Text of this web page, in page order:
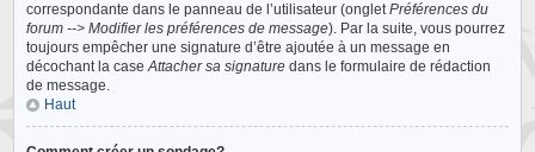
correspondante dans le panneau de l’utilisateur (ongletPréférences du
forum --> Modifier les préférences de message). Par la suite, vous pourrez
toujours empêcher une signature d’être ajoutée à un message en
décochant la caseAttacher sa signature dans le formulaire de rédaction
de message.
Haut